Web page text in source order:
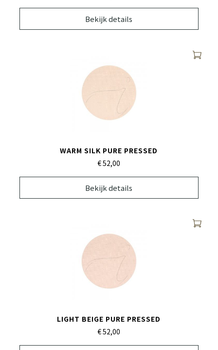
Bekijk details
WARM SILK PURE PRESSED
€ 52,00
Bekijk details
LIGHT BEIGE PURE PRESSED
€ 52,00